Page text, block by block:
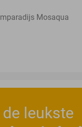
Mosaqua
leukste